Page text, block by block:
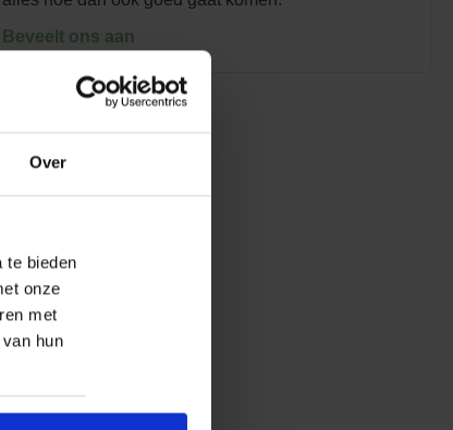
Over
te bieden
onze
met
hun
Beveelt ons aan